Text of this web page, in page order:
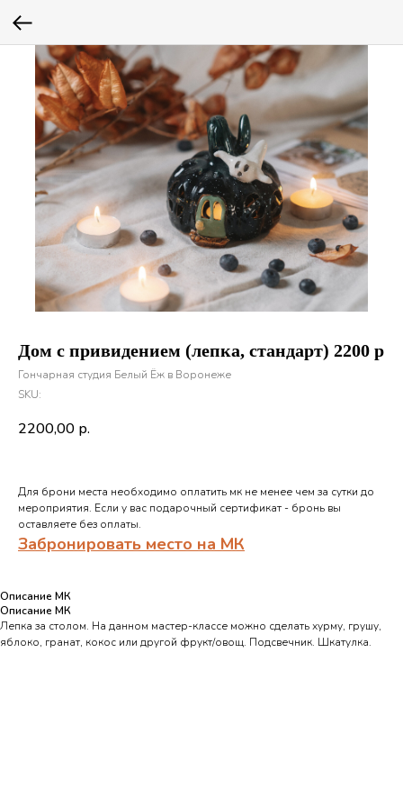
Дом с привидением (лепка, стандарт) 2200 р
Гончарная студия Белый Ёж в Воронеже
SKU:
2200,00 р.
Для брони места необходимо оплатить мк не менее чем за сутки до
мероприятия. Если у вас подарочный сертификат - бронь вы
оставляете без оплаты.
Забронировать место на МК
Описание МК
Описание МК
Лепка за столом. На данном мастер-классе можно сделать хурму, грушу,
яблоко, гранат, кокос или другой фрукт/овощ. Подсвечник. Шкатулка.